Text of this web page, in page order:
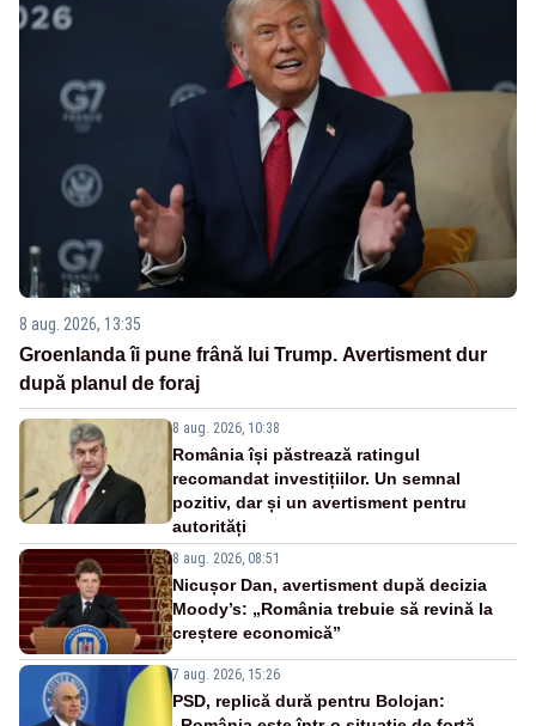
8 aug. 2026, 13:35
Groenlanda îi pune frână lui Trump. Avertisment dur
după planul de foraj
8 aug. 2026, 10:38
România își păstrează ratingul
recomandat investițiilor. Un semnal
pozitiv, dar și un avertisment pentru
autorități
8 aug. 2026, 08:51
Nicușor Dan, avertisment după decizia
Moody’s: „România trebuie să revină la
creștere economică”
7 aug. 2026, 15:26
PSD, replică dură pentru Bolojan: